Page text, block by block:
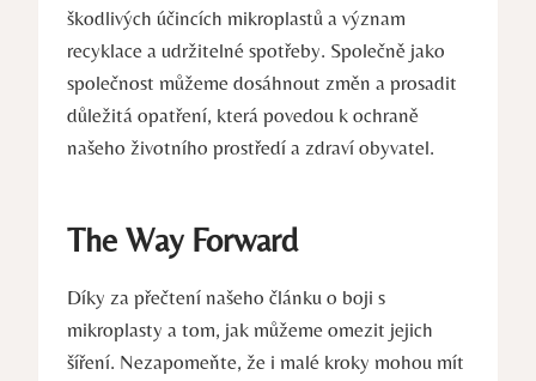
škodlivých účincích mikroplastů a význam
recyklace a udržitelné spotřeby. Společně jako
společnost můžeme dosáhnout změn a prosadit
důležitá opatření, která povedou k ochraně
našeho životního prostředí a zdraví obyvatel.
The Way Forward
Díky za přečtení našeho článku o boji s
mikroplasty a tom, jak můžeme omezit jejich
šíření. Nezapomeňte, že i malé kroky mohou mít